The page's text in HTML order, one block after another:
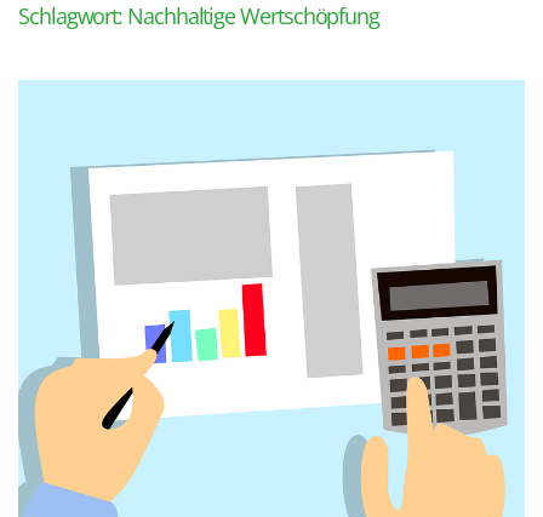
Schlagwort: Nachhaltige Wertschöpfung